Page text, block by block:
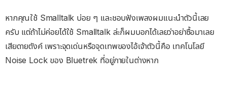
หากคุณใช้ Smalltalk บ่อย ๆ และชอบฟังเพลงผมแนะนำตัวนี้เลย
ครับ แต่ถ้าไม่ค่อยได้ใช้ Smalltalk ล่ะก็ผมบอกได้เลยว่าอย่าซื้อมาเลย
เสียดายตังค์ เพราะจุดเด่นหรือจุดเทพของไอ้เจ้าตัวนี้คือ เทคโนโลยี
Noise Lock ของ Bluetrek ที่อยู่ภายในต่างหาก